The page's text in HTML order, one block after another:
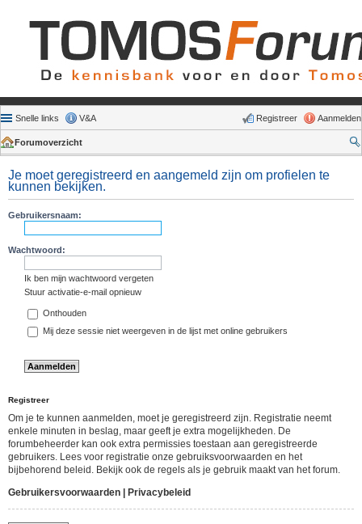
Snelle links V&A Aanmelden
Registreer
Forumoverzicht
Je moet geregistreerd en aangemeld zijn om profielen te
kunnen bekijken.
Gebruikersnaam:
Wachtwoord:
Ik ben mijn wachtwoord vergeten
Stuur activatie-e-mail opnieuw
Onthouden
Mij deze sessie niet weergeven in de lijst met online gebruikers
Registreer
Om je te kunnen aanmelden, moet je geregistreerd zijn. Registratie neemt
enkele minuten in beslag, maar geeft je extra mogelijkheden. De
forumbeheerder kan ook extra permissies toestaan aan geregistreerde
gebruikers. Lees voor registratie onze gebruiksvoorwaarden en het
bijbehorend beleid. Bekijk ook de regels als je gebruik maakt van het forum.
Gebruikersvoorwaarden
Privacybeleid